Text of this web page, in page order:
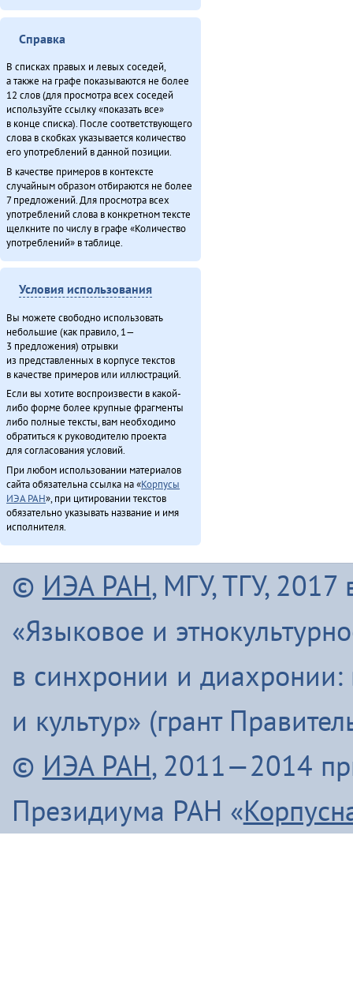
Справка
В списках правых и левых соседей,
а также на графе показываются не более
12 слов (для просмотра всех соседей
используйте ссылку «показать все»
в конце списка). После соответствующего
слова в скобках указывается количество
его употреблений в данной позиции.
В качестве примеров в контексте
случайным образом отбираются не более
7 предложений. Для просмотра всех
употреблений слова в конкретном тексте
щелкните по числу в графе «Количество
употреблений» в таблице.
Условия использования
Вы можете свободно использовать
небольшие (как правило, 1—
3 предложения) отрывки
из представленных в корпусе текстов
в качестве примеров или иллюстраций.
Если вы хотите воспроизвести в какой-
либо форме более крупные фрагменты
либо полные тексты, вам необходимо
обратиться к руководителю проекта
для согласования условий.
При любом использовании материалов
сайта обязательна ссылка на «Корпусы
ИЭА РАН», при цитировании текстов
обязательно указывать название и имя
исполнителя.
© ИЭА РАН, МГУ, ТГУ, 2017
«Языковое и
в синхронии и диахронии:
и культур» (грант
© ИЭА РАН, 2011—2014
Президиума РАН «